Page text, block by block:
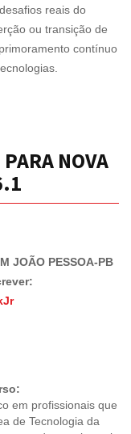
reais do
ou transição de
contínuo
NOVA
JOÃO PESSOA-PB
em profissionais que
de Tecnologia da